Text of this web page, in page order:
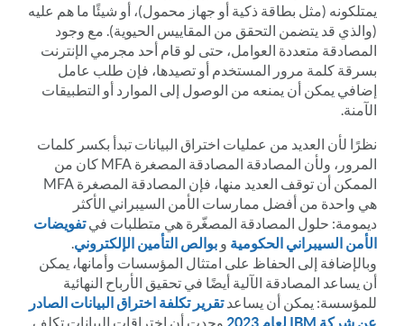
يمتلكونه (مثل بطاقة ذكية أو جهاز محمول)، أو شيئًا ما هم عليه
(والذي قد يتضمن التحقق من المقاييس الحيوية). مع وجود
المصادقة متعددة العوامل، حتى لو قام أحد مجرمي الإنترنت
بسرقة كلمة مرور المستخدم أو تصيدها، فإن طلب عامل
إضافي يمكن أن يمنعه من الوصول إلى الموارد أو التطبيقات
الآمنة.
نظرًا لأن العديد من عمليات اختراق البيانات تبدأ بكسر كلمات
المرور، ولأن المصادقة المصادقة المصغرة MFA كان من
الممكن أن توقف العديد منها، فإن المصادقة المصغرة MFA
هي واحدة من أفضل ممارسات الأمن السيبراني الأكثر
ديمومة: حلول المصادقة المصغّرة هي متطلبات فيتفويضات
الأمن السيبراني الحكومية و بوالص التأمين الإلكتروني
وبالإضافة إلى الحفاظ على امتثال المؤسسات وأمانها، يمكن
أن يساعد المصادقة الآلية أيضًا في تحقيق الأرباح النهائية
للمؤسسة: يمكن أن يساعدتقرير تكلفة اختراق البيانات الصادر
عن شركة IBM لعام 2023
وجدت أن اختراقات البيانات تكلف